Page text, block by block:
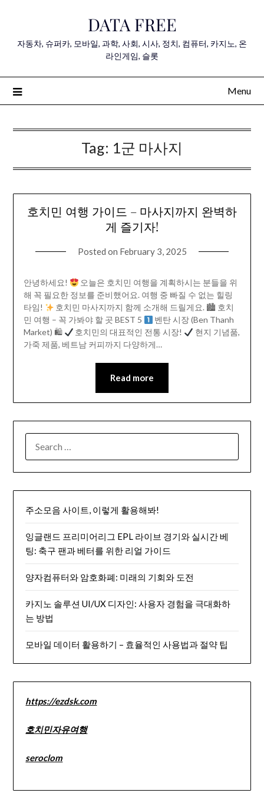
content
DATA FREE
자동차, 슈퍼카, 모바일, 과학, 사회, 시사, 정치, 컴퓨터, 카지노, 온
라인게임, 슬롯
Menu
Tag: 1군 마사지
호치민 여행 가이드 – 마사지까지 완벽하
게 즐기자!
Posted on February 3, 2025
안녕하세요!
오늘은 호치민 여행을 계획하시는 분들을 위
해 꼭 필요한 정보를 준비했어요. 여행 중 빠질 수 없는 힐링
타임!
호치민 마사지까지 함께 소개해 드릴게요. 🏙 호치
민 여행 – 꼭 가봐야 할 곳 BEST 5
벤탄 시장 (Ben Thanh
Market) 🛍
호치민의 대표적인 전통 시장!
현지 기념품,
가죽 제품, 베트남 커피까지 다양하게…
Read more
FOR:
주소모음 사이트, 이렇게 활용해봐!
잉글랜드 프리미어리그 EPL 라이브 경기와 실시간 베
팅: 축구 팬과 베터를 위한 리얼 가이드
양자컴퓨터와 암호화폐: 미래의 기회와 도전
카지노 솔루션 UI/UX 디자인: 사용자 경험을 극대화하
는 방법
모바일 데이터 활용하기 – 효율적인 사용법과 절약 팁
https://ezdsk.com
호치민자유여행
seroclom